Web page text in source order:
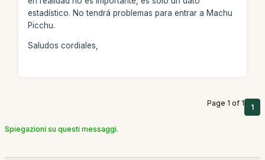
estadístico. No tendrá problemas para entrar a Machu
Picchu.
Saludos cordiales,
Page 1 of 1 1
Spiegazioni su questi messaggi.